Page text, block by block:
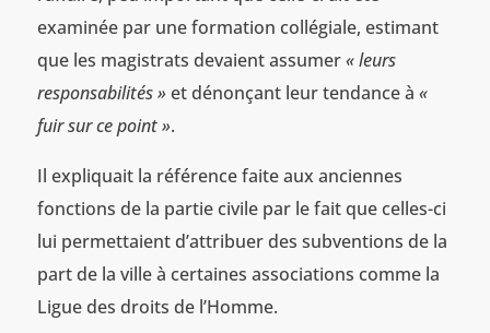
examinée par une formation collégiale, estimant
que les magistrats devaient assumer« leurs
responsabilités » et dénonçant leur tendance à «
fuir sur ce point ».
Il expliquait la référence faite aux anciennes
fonctions de la partie civile par le fait que celles-ci
lui permettaient d’attribuer des subventions de la
part de la ville à certaines associations comme la
Ligue des droits de l’Homme.